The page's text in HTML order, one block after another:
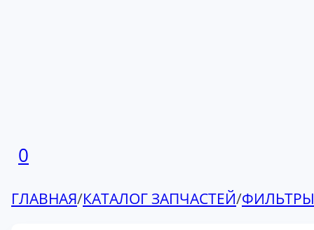
0
ГЛАВНАЯ/КАТАЛОГ ЗАПЧАСТЕЙ/ФИЛЬТРЫ